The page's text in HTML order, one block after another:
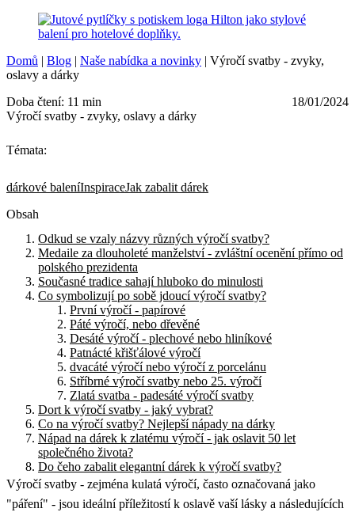
Domů | Blog | Naše nabídka a novinky | Výročí svatby - zvyky,
oslavy a dárky
Doba čtení: 11 min
18/01/2024
Výročí svatby - zvyky, oslavy a dárky
Témata:
dárkové baleníInspiraceJak zabalit dárek
Obsah
Odkud se vzaly názvy různých výročí svatby?
Medaile za dlouholeté manželství - zvláštní ocenění přímo od
polského prezidenta
Současné tradice sahají hluboko do minulosti
Co symbolizují po sobě jdoucí výročí svatby?
První výročí - papírové
Páté výročí, nebo dřevěné
Desáté výročí - plechové nebo hliníkové
Patnácté křišťálové výročí
dvacáté výročí nebo výročí z porcelánu
Stříbrné výročí svatby nebo 25. výročí
Zlatá svatba - padesáté výročí svatby
Dort k výročí svatby - jaký vybrat?
Co na výročí svatby? Nejlepší nápady na dárky
Nápad na dárek k zlatému výročí - jak oslavit 50 let
společného života?
Do čeho zabalit elegantní dárek k výročí svatby?
Výročí svatby - zejména kulatá výročí, často označovaná jako
"páření" - jsou ideální příležitostí k oslavě vaší lásky a následujících